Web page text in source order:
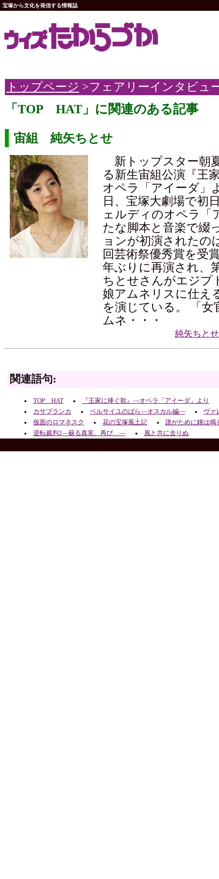
宝塚から文化を発信する情報誌
トップページ >フェアリーインタビュ
「TOP HAT」に関連のある記事
宙組 純矢ちとせ
新トップスター朝
る新生宙組公演『王
オペラ「アイーダ」
日、宝塚大劇場で初
ェルディのオペラ「
たな脚本と音楽で綴
ョンが初演されたの
回芸術祭優秀賞を受
年ぶりに再演され、
ちとせさんがエジプ
娘アムネリスに仕え
を演じている。 「女
ムネ・・・
純矢ちと
関連語句:
TOP HAT
『王家に捧ぐ歌』―オペラ「アイーダ」より
カサブランカ
ベルサイユのばら―オスカル編―
ヴァ
仮面のロマネスク
花の宝塚風土記
誰がために鐘は鳴
逆転裁判2―蘇る真実、再び…―
風と共に去りぬ